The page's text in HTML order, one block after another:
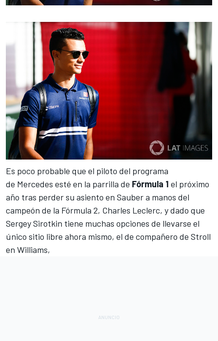
Es poco probable que el piloto del programa
de Mercedes esté en la parrilla de Fórmula 1 el próximo
año tras perdersu asiento en Sauber a manos del
campeón de la Fórmula 2, Charles Leclerc, y dado que
Sergey Sirotkin tiene muchas opciones de llevarse el
único sitio libre ahora mismo, el de compañero de Stroll
en Williams,